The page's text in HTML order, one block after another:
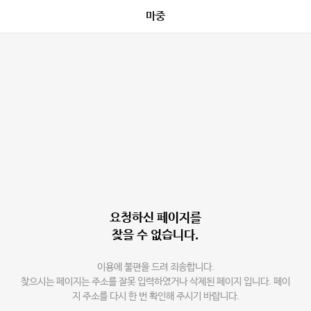
마중
요청하신 페이지를
찾을 수 없습니다.
이용에 불편을 드려 죄송합니다.
찾으시는 페이지는 주소를 잘못 입력하였거나 삭제된 페이지 입니다. 페이
지 주소를 다시 한 번 확인해 주시기 바랍니다.